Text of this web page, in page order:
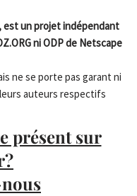
est un projet indépendant
ni ODP de Netscape
ne se porte pas garant ni
auteurs respectifs
présent sur